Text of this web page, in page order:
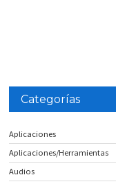
Categorías
Aplicaciones
Aplicaciones/Herramientas
Audios